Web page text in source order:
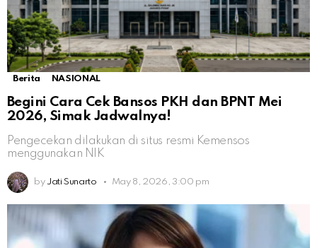
Berita NASIONAL
Begini Cara Cek Bansos PKH dan BPNT Mei
2026, Simak Jadwalnya!
Pengecekan dilakukan di situs resmi Kemensos
menggunakan NIK
by Jati Sunarto May 8, 2026, 3:00 pm